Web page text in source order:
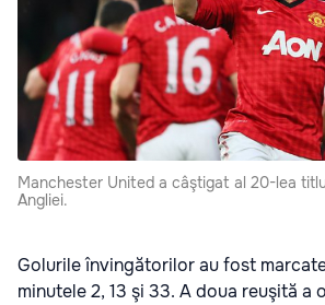
Manchester United a câştigat al 20-lea
Angliei.
Golurile învingătorilor au fost
minutele 2, 13 şi 33. A doua reuşită a